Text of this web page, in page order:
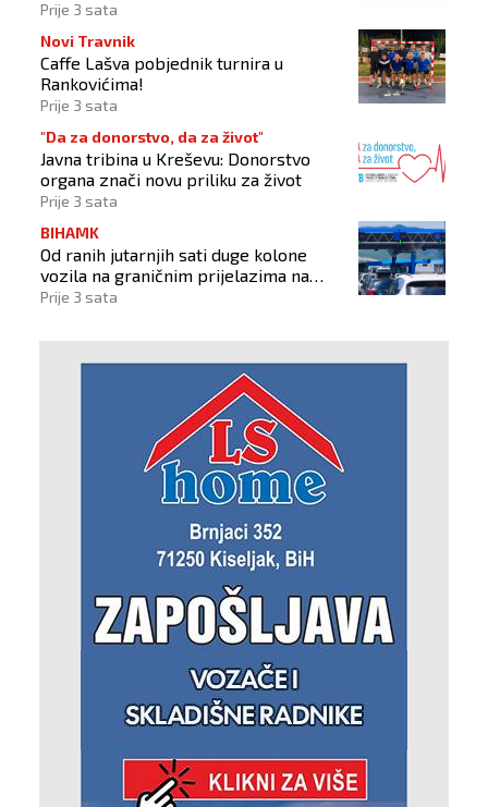
Prije 3 sata
Novi Travnik
Caffe Lašva pobjednik turnira u
Rankovićima!
Prije 3 sata
"Da za donorstvo, da za život"
Javna tribina u Kreševu: Donorstvo
organa znači novu priliku za život
Prije 3 sata
BIHAMK
Od ranih jutarnjih sati duge kolone
vozila na graničnim prijelazima na
izlazu iz BiH
Prije 3 sata